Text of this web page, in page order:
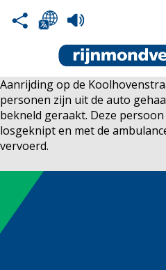
Aanrijding op de
personen zijn uit de auto
bekneld geraakt. Deze
losgeknipt en met de
vervoerd.